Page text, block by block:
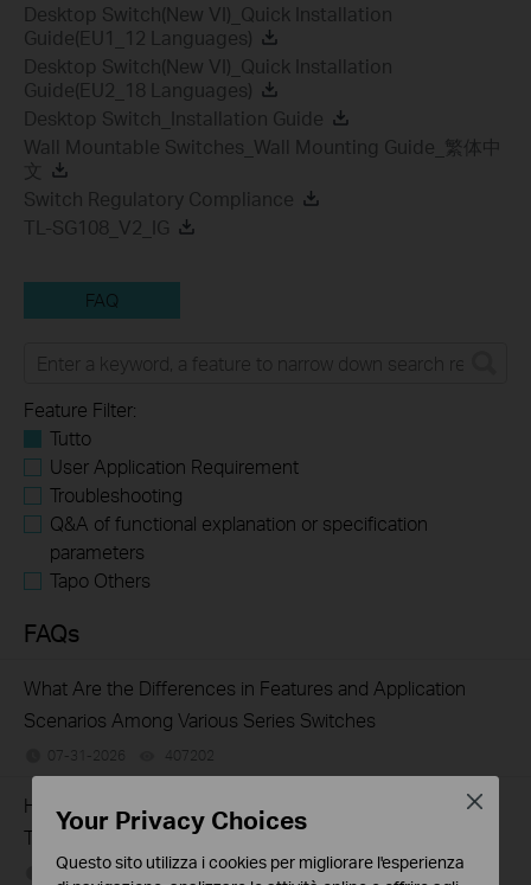
Desktop Switch(New VI)_Quick Installation
Guide(EU1_12 Languages)
Desktop Switch(New VI)_Quick Installation
Guide(EU2_18 Languages)
Desktop Switch_Installation Guide
Wall Mountable Switches_Wall Mounting Guide_繁体中
文
Switch Regulatory Compliance
TL-SG108_V2_IG
FAQ
Feature Filter:
Tutto
User Application Requirement
Troubleshooting
Q&A of functional explanation or specification
parameters
Tapo Others
FAQs
What Are the Differences in Features and Application
Scenarios Among Various Series Switches
07-31-2026 407202
How to Test the Jumbo Frame Pass-Through Feature on
TP-Link Switches
07-31-2026 287587views
Your Privacy Choices
Questo sito utilizza i cookies per migliorare l'esperienza
Close